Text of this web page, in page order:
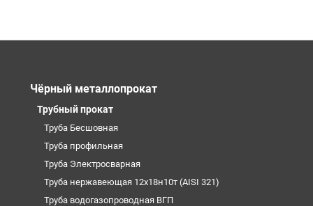
Чёрный металлопрокат
Трубный прокат
Труба Бесшовная
Труба профильная
Труба Электросварная
Труба нержавеющая 12х18н10т (AISI 321)
Труба водогазопроводная ВГП